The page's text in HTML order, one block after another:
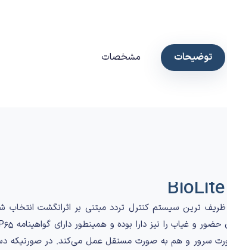
توضیحات مشخصات
ظریف ترین سیستم کنترل تردد مبتنی بر اثرانگشت انتخاب